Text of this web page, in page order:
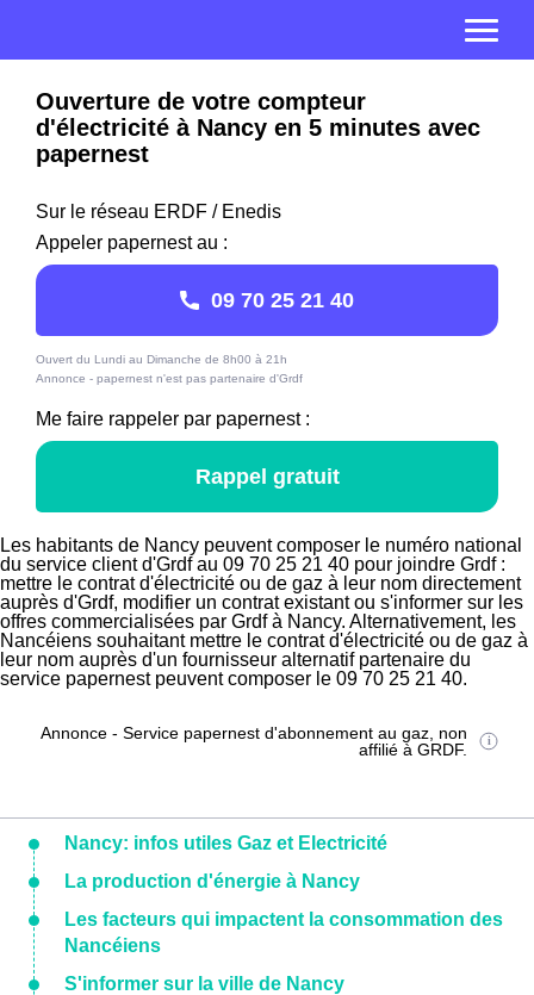
Ouverture de votre compteur
d'électricité à Nancy en 5 minutes avec
papernest
Sur le réseau ERDF / Enedis
Appeler papernest au :
09 70 25 21 40
Ouvert du Lundi au Dimanche de 8h00 à 21h
Annonce - papernest n'est pas partenaire d'Grdf
Me faire rappeler par papernest :
Rappel gratuit
Les habitants de Nancy peuvent composer le numéro national
du service client d'Grdf au 09 70 25 21 40 pour joindre Grdf :
mettre le contrat d'électricité ou de gaz à leur nom directement
auprès d'Grdf, modifier un contrat existant ou s'informer sur les
offres commercialisées par Grdf à Nancy. Alternativement, les
Nancéiens souhaitant mettre le contrat d'électricité ou de gaz à
leur nom auprès d'un fournisseur alternatif partenaire du
service papernest peuvent composer le 09 70 25 21 40.
Annonce - Service papernest d'abonnement au gaz, non
affilié à GRDF.
Nancy: infos utiles Gaz et Electricité
La production d'énergie à Nancy
Les facteurs qui impactent la consommation des
Nancéiens
S'informer sur la ville de Nancy